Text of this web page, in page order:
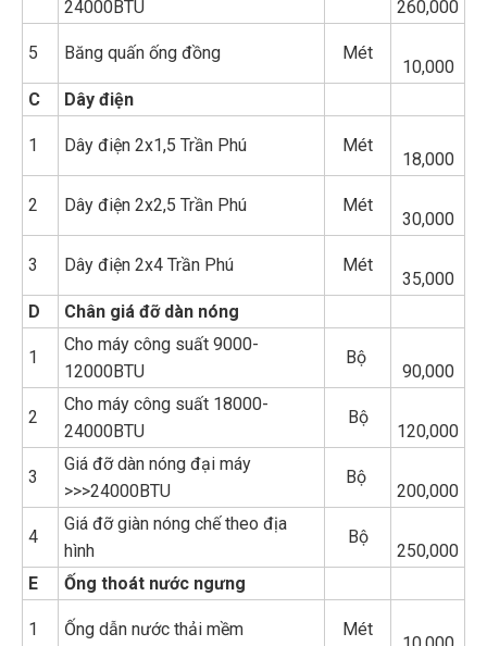
24000BTU
260,000
5 Băng quấn ống đồng Mét
10,000
C
Dây điện
1 Dây điện 2x1,5 Trần Phú Mét
18,000
2 Dây điện 2x2,5 Trần Phú Mét
30,000
3 Dây điện 2x4 Trần Phú Mét
35,000
D
Chân giá đỡ dàn nóng
1
Cho máy công suất 9000-
12000BTU
Bộ
90,000
2
Cho máy công suất 18000-
24000BTU
Bộ
120,000
3
Giá đỡ dàn nóng đại máy
>>>24000BTU
Bộ
200,000
4
Giá đỡ giàn nóng chế theo địa
hình
Bộ
250,000
E
Ống thoát nước ngưng
1 Ống dẫn nước thải mềm Mét